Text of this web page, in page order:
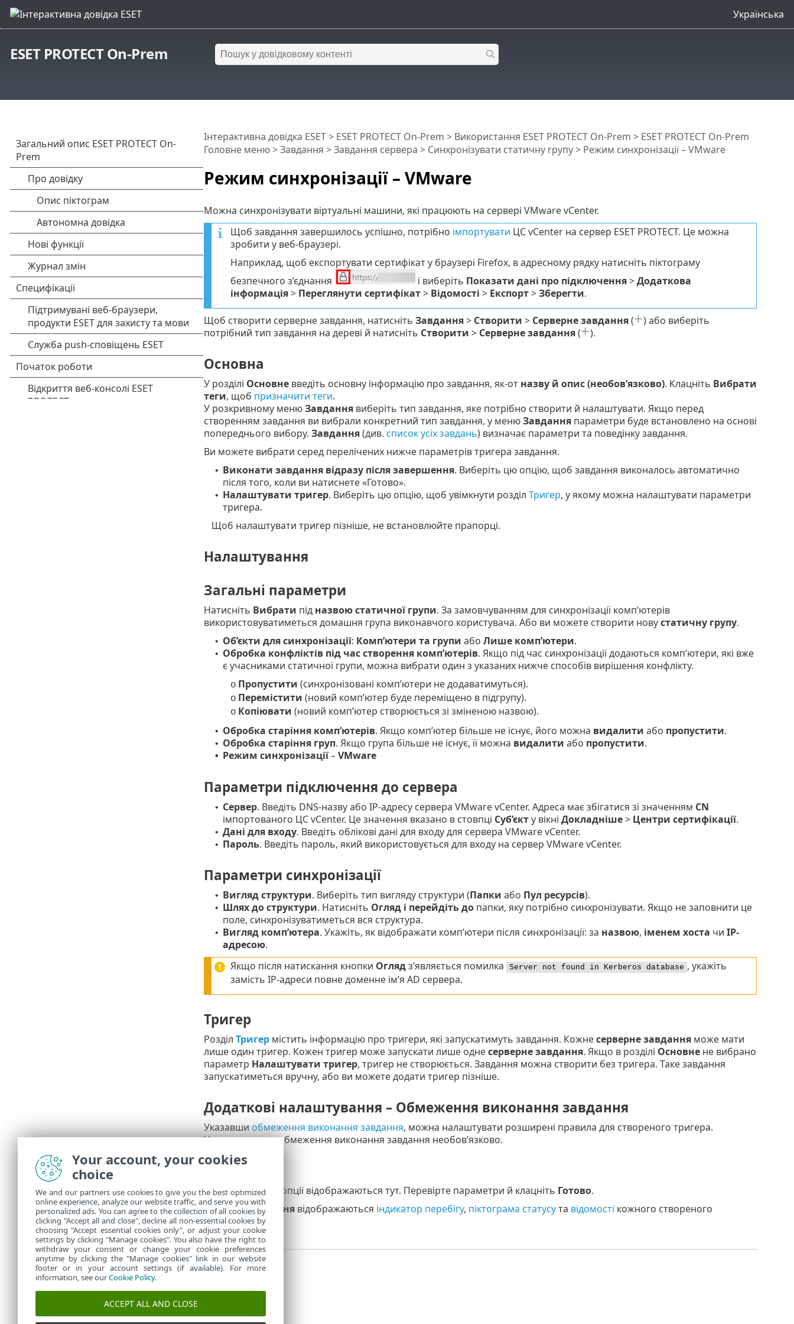
Українська
ESET PROTECT On-Prem
Режим синхронізації – VMware
Інтерактивна довідка ESET> ESET PROTECT On-Prem > Використання ESET PROTECT On-Prem > ESET PROTECT On-Prem
Головне меню>Завдання >Завдання сервера > Синхронізувати статичну групу> Режим синхронізації – VMware
Можна синхронізувати віртуальні машини, які працюють на сервері VMware vCenter.
Щоб завдання завершилось успішно, потрібно імпортувати ЦС vCenter на сервер ESET PROTECT. Це можна
зробити у веб-браузері.
Наприклад, щоб експортувати сертифікат у браузері Firefox, в адресному рядку натисніть піктограму
безпечного з’єднання
і виберіть Показати дані про підключення>Додаткова
інформація> Переглянути сертифікат> Відомості > Експорт>Зберегти.
Щоб створити серверне завдання, натисніть Завдання> Створити > Серверне завдання(
) або виберіть
потрібний тип завдання на дереві й натисніть Створити > Серверне завдання( ).
Основна
У розділі Основневведіть основну інформацію про завдання, як-от назву й опис (необов’язково). Клацніть Вибрати
теги, щоб призначити теги.
У розкривному менюЗавданнявиберіть тип завдання, яке потрібно створити й налаштувати. Якщо перед
створенням завдання ви вибрали конкретний тип завдання, у менюЗавданняпараметри буде встановлено на основі
попереднього вибору. Завдання(див. список усіх завдань) визначає параметри та поведінку завдання.
Ви можете вибрати серед перелічених нижче параметрів тригера завдання.
• Виконати завдання відразу після завершення. Виберіть цю опцію, щоб завдання виконалось автоматично
після того, коли ви натиснете «Готово».
• Налаштувати тригер. Виберіть цю опцію, щоб увімкнути розділ Тригер, у якому можна налаштувати параметри
тригера.
Щоб налаштувати тригер пізніше, не встановлюйте прапорці.
Налаштування
Загальні параметри
Натисніть Вибрати під назвою статичної групи. За замовчуванням для синхронізації комп’ютерів
використовуватиметься домашня група виконавчого користувача. Або ви можете створити новустатичну групу.
• Об’єкти для синхронізації: Комп’ютери та групи або Лише комп’ютери.
• Обробка конфліктів під час створення комп’ютерів. Якщо під час синхронізації додаються комп’ютери, які вже
є учасниками статичної групи, можна вибрати один з указаних нижче способів вирішення конфлікту.
o Пропустити (синхронізовані комп’ютери не додаватимуться).
o Перемістити (новий комп’ютер буде переміщено в підгрупу).
o Копіювати (новий комп’ютер створюється зі зміненою назвою).
• Обробка старіння комп’ютерів. Якщо комп’ютер більше не існує, його можна видалити або пропустити.
• Обробка старіння груп. Якщо група більше не існує, її можна видалити або пропустити.
• Режим синхронізації–VMware
Параметри підключення до сервера
• Сервер. Введіть DNS-назву або IP-адресу сервера VMware vCenter. Адреса має збігатися зі значенням CN
імпортованого ЦС vCenter. Це значення вказано в стовпці Суб’єкту вікні Докладніше> Центри сертифікації.
• Дані для входу. Введіть облікові дані для входу для сервера VMware vCenter.
• Пароль. Введіть пароль, який використовується для входу на сервер VMware vCenter.
Параметри синхронізації
• Вигляд структури. Виберіть тип вигляду структури (Папки або Пул ресурсів).
• Шлях до структури. Натисніть Огляд і перейдіть до папки, яку потрібно синхронізувати. Якщо не заповнити це
поле, синхронізуватиметься вся структура.
• Вигляд комп’ютера. Укажіть, як відображати комп’ютери після синхронізації: за назвою, іменем хоста чи IP-
адресою.
Якщо після натискання кнопки Оглядз’являється помилка Server not found in Kerberos database , укажіть
замість IP-адреси повне доменне ім’я AD сервера.
Тригер
Розділ Тригермістить інформацію про тригери, які запускатимуть завдання. Кожнесерверне завданняможе мати
лише один тригер. Кожен тригер може запускати лише однесерверне завдання. Якщо в розділі Основнене вибрано
параметр Налаштувати тригер, тригер не створюється. Завдання можна створити без тригера. Таке завдання
запускатиметься вручну, або ви можете додати тригер пізніше.
Додаткові налаштування – Обмеження виконання завдання
Указавшиобмеження виконання завдання, можна налаштувати розширені правила для створеного тригера.
Установлювати обмеження виконання завдання необов’язково.
Усі налаштовані опції відображаються тут. Перевірте параметри й клацніть Готово.
У розділіЗавданнявідображаються індикатор перебігу, піктограма статусута відомості кожного створеного
завдання.
Your account, your cookies
choice
We and our partners use cookies to give you the best optimized
online experience, analyze our website traffic, and serve you with
personalized ads. You can agree to the collection of all cookies by
clicking "Accept all and close", decline all non-essential cookies by
choosing "Accept essential cookies only", or adjust your cookie
settings by clicking "Manage cookies". You also have the right to
withdraw your consent or change your cookie preferences
anytime by clicking the "Manage cookies" link in our website
footer or in your account settings (if available). For more
information, see ourCookie Policy.
ACCEPT ALL AND CLOSE